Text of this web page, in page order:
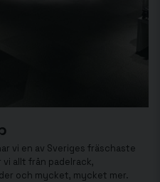
vi en av Sveriges fräschaste
allt från padelrack,
och mycket, mycket mer.